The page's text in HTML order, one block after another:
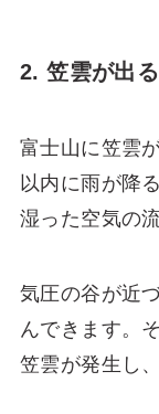
2. 笠雲が出
富士山に笠雲
以内に雨が降
湿った空気の
気圧の谷が近
んできます。
笠雲が発生し